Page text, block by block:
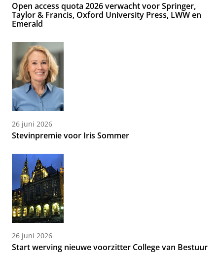
Open access quota 2026 verwacht voor Springer,
Taylor & Francis, Oxford University Press, LWW en
Emerald
26 juni 2026
Stevinpremie voor Iris Sommer
26 juni 2026
Start werving nieuwe voorzitter College van Bestuur